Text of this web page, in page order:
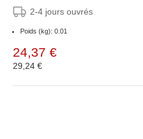
2-4 jours ouvrés
Poids (kg): 0.01
24,37 €
29,24 €